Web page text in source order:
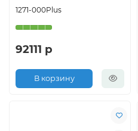
1271-000Plus
92111 р
В корзину